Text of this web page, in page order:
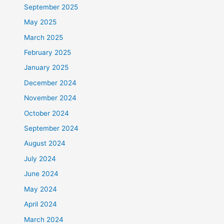
September 2025
May 2025
March 2025
February 2025
January 2025
December 2024
November 2024
October 2024
September 2024
August 2024
July 2024
June 2024
May 2024
April 2024
March 2024